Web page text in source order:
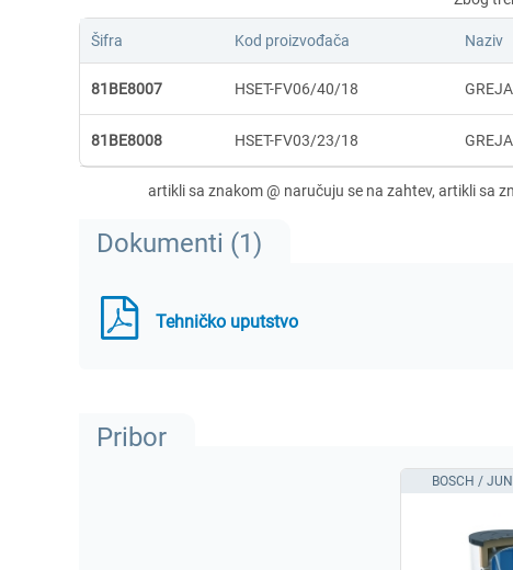
Šifra Kod proizvođača Naziv
81BE8007 HSET-FV06/40/18
81BE8008 HSET-FV03/23/18
Dokumenti (1)
Tehničko uputstvo
Pribor
BOSCH /